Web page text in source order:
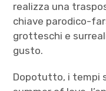
realizza una
chiave parodico-
grotteschi e
gusto.
Dopotutto, i tempi